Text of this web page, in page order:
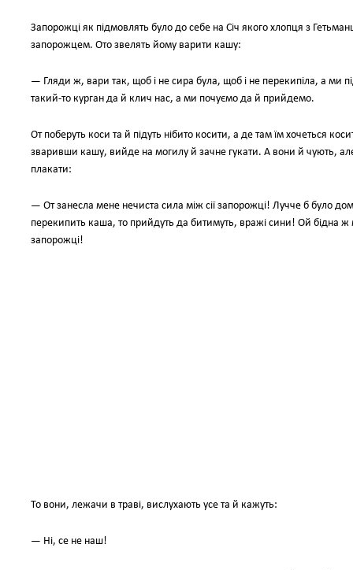
Запорожці як підмовлять було до себе на Січ якого хлопця з
запорожцем. Ото звелять йому варити кашу:
— Гляди ж, вари так, щоб і не сира була, щоб і не перекипіла, а ми
такий-то курган да й клич нас, а ми почуємо да й прийдемо.
От поберуть коси та й підуть нібито косити, а де там їм хочеться
зваривши кашу, вийде на могилу й зачне гукати. А вони й чують,
плакати:
— От занесла мене нечиста сила між сії запорожці! Лучче б було
перекипить каша, то прийдуть да битимуть, вражі сини! Ой бідна ж
запорожці!
То вони, лежачи в траві, вислухають усе та й кажуть:
— Ні, се не наш!